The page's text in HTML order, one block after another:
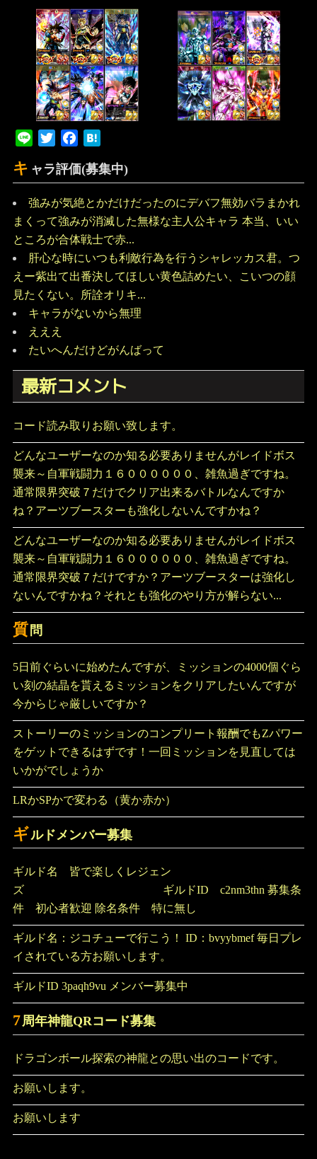
Line Twitter Facebook
キ ャラ評価(募集中)
強みが気絶とかだけだったのにデバフ無効バラまかれ
まくって強みが消滅した無様な主人公キャラ 本当、いい
ところが合体戦士で赤...
肝心な時にいつも利敵行為を行うシャレッカス君。つ
えー紫出て出番決してほしい黄色詰めたい、こいつの顔
見たくない。所詮オリキ...
キャラがないから無理
えええ
たいへんだけどがんばって
最新コメント
コード読み取りお願い致します。
どんなユーザーなのか知る必要ありませんがレイドボス
襲来～自軍戦闘力１６００００００、雑魚過ぎですね。
通常限界突破７だけでクリア出来るバトルなんですか
ね？アーツブースターも強化しないんですかね？
どんなユーザーなのか知る必要ありませんがレイドボス
襲来～自軍戦闘力１６００００００、雑魚過ぎですね。
通常限界突破７だけですか？アーツブースターは強化し
ないんですかね？それとも強化のやり方が解らない...
質 問
5日前ぐらいに始めたんですが、ミッションの4000個ぐら
い刻の結晶を貰えるミッションをクリアしたいんですが
今からじゃ厳しいですか？
ストーリーのミッションのコンプリート報酬でもZパワー
をゲットできるはずです！一回ミッションを見直しては
いかがでしょうか
LRかSPかで変わる（黄か赤か）
ギルドメンバー募集
ギルド名 皆で楽しくレジェン
ズ ギルドID c2nm3thn 募集条
件 初心者歓迎 除名条件 特に無し
ギルド名：ジコチューで行こう！ ID：bvyybmef 毎日プレ
イされている方お願いします。
ギルドID 3paqh9vu メンバー募集中
7周年神龍QRコード募集
ドラゴンボール探索の神龍との思い出のコードです。
お願いします。
お願いします